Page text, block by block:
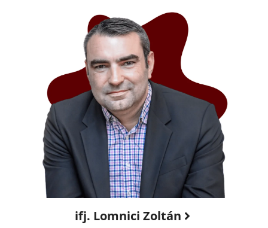
ifj. Lomnici Zoltán